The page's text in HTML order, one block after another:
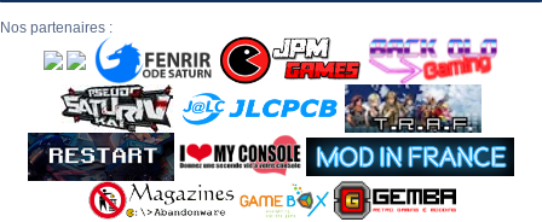
Nos partenaires :